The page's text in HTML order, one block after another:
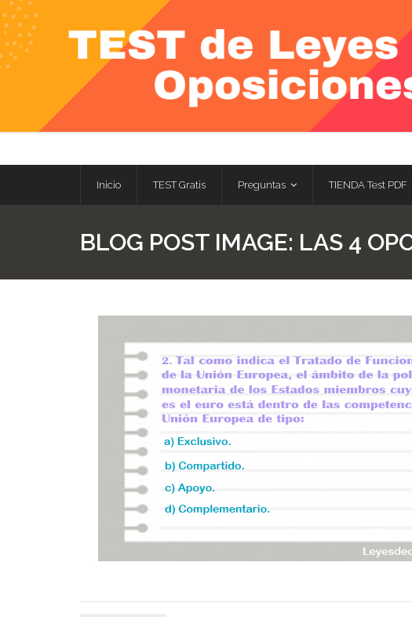
Skip
to
content
Inicio TEST Gratis Preguntas TIENDA Test PDF
BLOG POST IMAGE: LAS 4